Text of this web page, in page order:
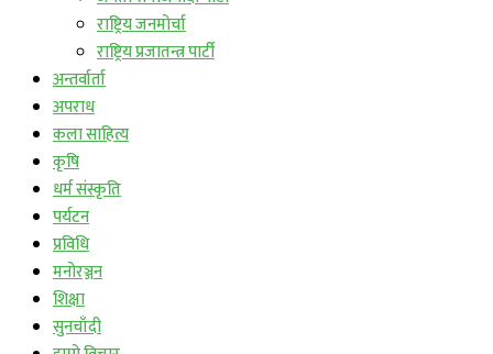
राष्ट्रिय जनमोर्चा
राष्ट्रिय प्रजातन्त्र पार्टी
अन्तर्वार्ता
अपराध
कला साहित्य
कृषि
धर्म संस्कृति
पर्यटन
प्रविधि
मनोरञ्जन
शिक्षा
सुनचाँदी